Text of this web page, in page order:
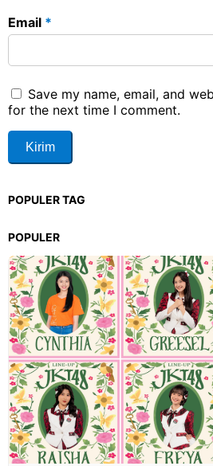
Email *
Save my name, email, and
for the next time I comment.
POPULER TAG
POPULER